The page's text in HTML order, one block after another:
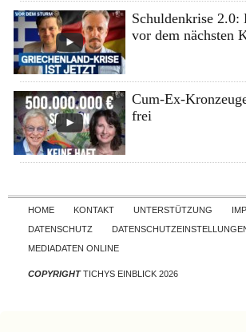
Schuldenkrise 2.0:
vor dem nächsten
Cum-Ex-
frei
Skip to
HOME KONTAKT UNTERSTÜTZUNG
DATENSCHUTZ
MEDIADATEN ONLINE
COPYRIGHTTICHYS EINBLICK 2026